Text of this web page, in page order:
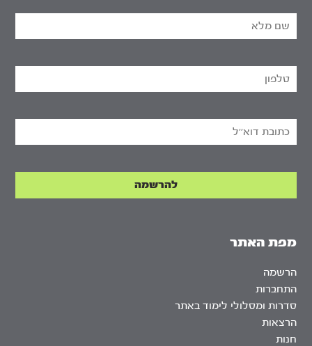
מפת האתר
הרשמה
התחברות
סדרות ומסלולי לימוד באתר
הרצאות
חנות